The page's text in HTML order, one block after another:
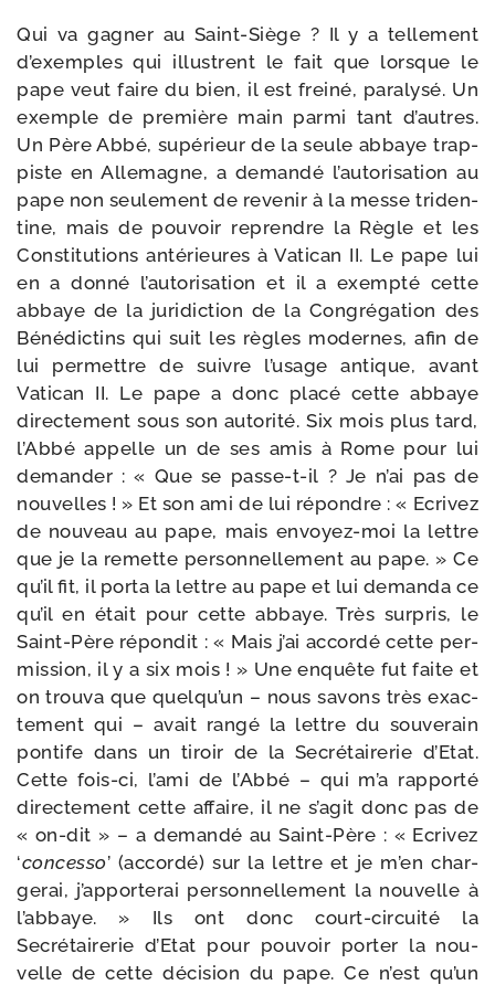
Qui va gagner au Saint-​Siège ? Il y a tel­le­ment
d’exemples qui illus­trent le fait que lorsque le
pape veut faire du bien, il est frei­né, para­ly­sé. Un
exemple de pre­mière main par­mi tant d’autres.
Un Père Abbé, supé­rieur de la seule abbaye trap­
piste en Allemagne, a deman­dé l’autorisation au
pape non seule­ment de reve­nir à la messe tri­den­
tine, mais de pou­voir reprendre la Règle et les
Constitutions anté­rieures à Vatican II. Le pape lui
en a don­né l’autorisation et il a exemp­té cette
abbaye de la juri­dic­tion de la Congrégation des
Bénédictins qui suit les règles modernes, afin de
lui per­mettre de suivre l’usage antique, avant
Vatican II. Le pape a donc pla­cé cette abbaye
direc­te­ment sous son auto­ri­té. Six mois plus tard,
l’Abbé appelle un de ses amis à Rome pour lui
deman­der : « Que se passe-​t-​il ? Je n’ai pas de
nou­velles ! » Et son ami de lui répondre : « Ecrivez
de nou­veau au pape, mais envoyez-​moi la lettre
que je la remette per­son­nel­le­ment au pape. » Ce
qu’il fit, il por­ta la lettre au pape et lui deman­da ce
qu’il en était pour cette abbaye. Très sur­pris, le
Saint-​Père répon­dit : « Mais j’ai accor­dé cette per­
mis­sion, il y a six mois ! » Une enquête fut faite et
on trou­va que quelqu’un – nous savons très exac­
te­ment qui – avait ran­gé la lettre du sou­ve­rain
pon­tife dans un tiroir de la Secrétairerie d’Etat.
Cette fois-​ci, l’ami de l’Abbé – qui m’a rap­por­té
direc­te­ment cette affaire, il ne s’agit donc pas de
« on-​dit » – a deman­dé au Saint-​Père : « Ecrivez
‘conces­so’ (accor­dé) sur la lettre et je m’en char­
ge­rai, j’apporterai per­son­nel­le­ment la nou­velle à
l’abbaye. » Ils ont donc court-​circuité la
Secrétairerie d’Etat pour pou­voir por­ter la nou­
velle de cette déci­sion du pape. Ce n’est qu’un